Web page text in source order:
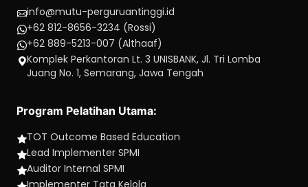
info@mutu-perguruantinggi.id
+62 812-8656-3234 (Rossi)
+62 889-5213-007 (Althaaf)
Komplek Perkantoran Lt. 3 UNISBANK, Jl. Tri Lomba
Juang No. 1, Semarang, Jawa Tengah
Program Pelatihan Utama:
TOT Outcome Based Education
Lead Implementer SPMI
Auditor Internal SPMI